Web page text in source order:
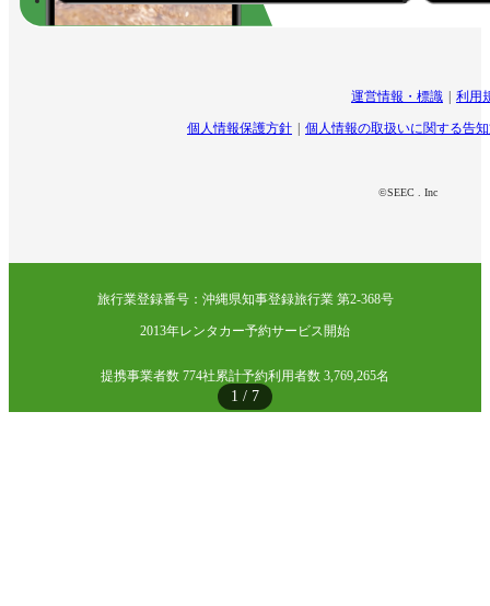
1 / 7
運営情報・標識 利用
個人情報保護方針 個人情報の取扱いに関する告
©SEEC . Inc
旅行業登録番号：沖縄県知事登録旅行業 第2-368号
2013年レンタカー予約サービス開始
提携事業者数 774社累計予約利用者数 3,769,265名